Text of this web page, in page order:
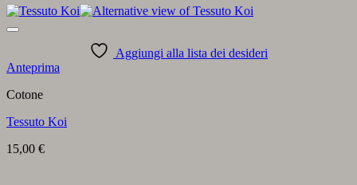
Aggiungi alla lista dei desideri
Anteprima
Cotone
Tessuto Koi
15,00 €